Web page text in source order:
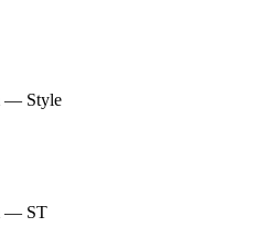
— Style
— ST